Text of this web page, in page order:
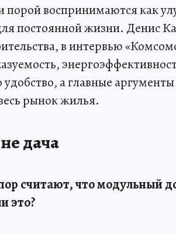
порой воспринимаются как
постоянной жизни. Денис
в интервью
удобство, а главные
рынок жилья.
дача
считают, что модульный
это?